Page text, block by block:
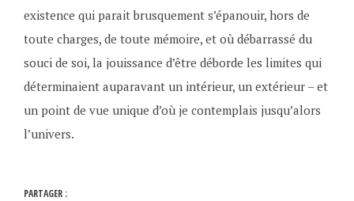
existence qui parait brusquement s’épanouir, hors de
toute charges, de toute mémoire, et où débarrassé du
souci de soi, la jouissance d’être déborde les limites qui
déterminaient auparavant un intérieur, un extérieur – et
un point de vue unique d’où je contemplais jusqu’alors
l’univers.
PARTAGER :